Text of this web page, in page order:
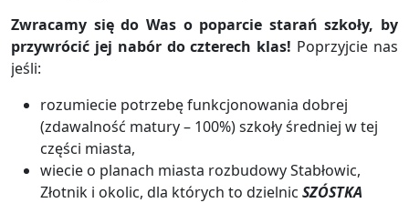
Zwracamy się do Was o poparcie starań szkoły, by
przywrócić jej nabór do czterech klas! Poprzyjcie nas
jeśli:
rozumiecie potrzebę funkcjonowania dobrej
(zdawalność matury – 100%)szkoły średniej w tej
części miasta,
wiecie o planach miasta rozbudowy Stabłowic,
Złotnik i okolic, dla których to dzielnic SZÓSTKA